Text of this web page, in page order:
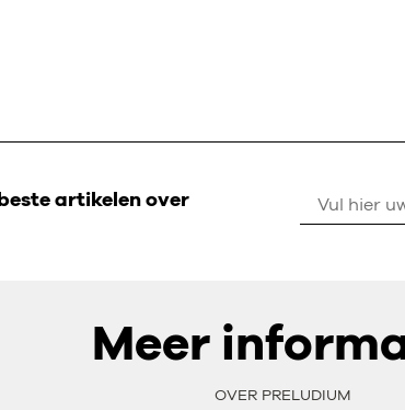
artikelen over
Meer
OVER PRELUDIUM